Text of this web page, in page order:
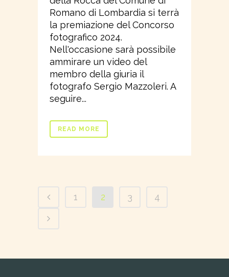
Romano di Lombardia si terrà
la premiazione del Concorso
fotografico 2024.
Nell'occasione sarà possibile
ammirare un video del
membro della giuria il
fotografo Sergio Mazzoleri. A
seguire...
READ MORE
1 2 3 4